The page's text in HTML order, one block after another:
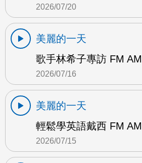
2026/07/20
美麗的一天
歌手林希子專訪 FM AM
2026/07/16
美麗的一天
輕鬆學英語戴西 FM AM
2026/07/15